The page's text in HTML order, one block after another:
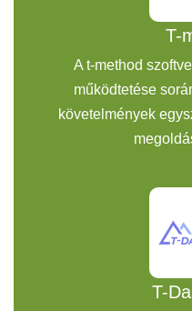
T-
A t-method
működtetése
követelmények
T-